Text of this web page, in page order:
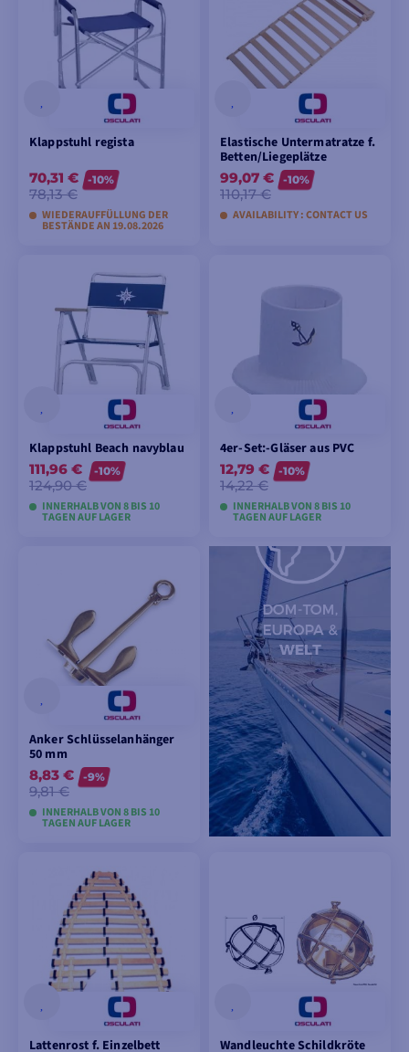
Kollektion und verwandeln Sie Ihr Boot in ein echtes
Zuhause auf dem Wasser.
Klappstuhl regista
70,31 €
78,13 €
-10%
WIEDERAUFFÜLLUNG DER
BESTÄNDE AN 19.08.2026
MODELLE ANSEHEN
Elastische Untermatratze f.
Betten/Liegeplätze
99,07 €
110,17 €
-10%
AVAILABILITY : CONTACT US
Klappstuhl Beach navyblau
111,96 €
124,90 €
-10%
INNERHALB VON 8 BIS 10
TAGEN AUF LAGER
4er-Set:-Gläser aus PVC
12,79 €
14,22 €
-10%
INNERHALB VON 8 BIS 10
TAGEN AUF LAGER
MODELLE ANSEHEN
Anker Schlüsselanhänger
50 mm
8,83 €
9,81 €
-9%
INNERHALB VON 8 BIS 10
TAGEN AUF LAGER
MODELLE ANSEHEN
Lattenrost f. Einzelbett
Wandleuchte Schildkröte